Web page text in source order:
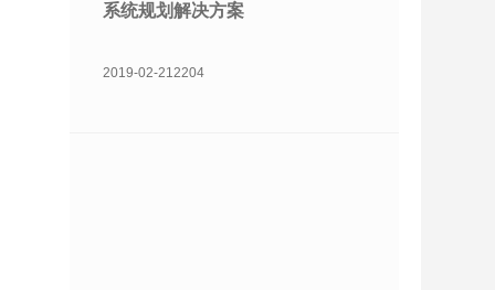
系统规划解决方案
2019-02-21 2204